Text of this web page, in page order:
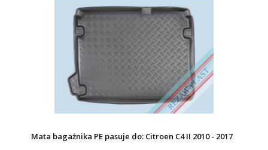
Mata bagażnika PE pasuje do: Citroen C4 II 2010 - 2017